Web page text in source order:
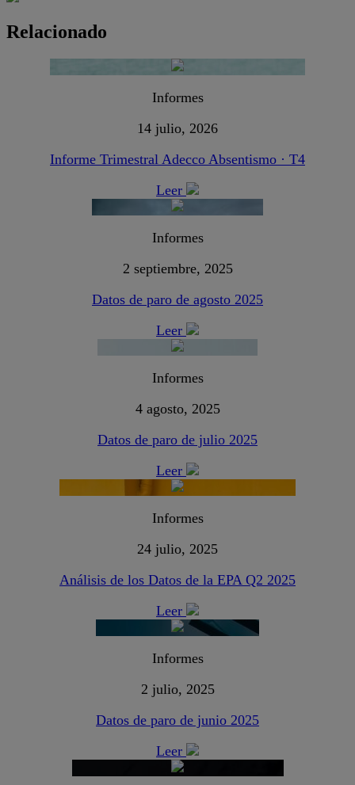
Relacionado
Informes
14 julio, 2026
Informe Trimestral Adecco Absentismo · T4
Leer
Informes
2 septiembre, 2025
Datos de paro de agosto 2025
Leer
Informes
4 agosto, 2025
Datos de paro de julio 2025
Leer
Informes
24 julio, 2025
Análisis de los Datos de la EPA Q2 2025
Leer
Informes
2 julio, 2025
Datos de paro de junio 2025
Leer